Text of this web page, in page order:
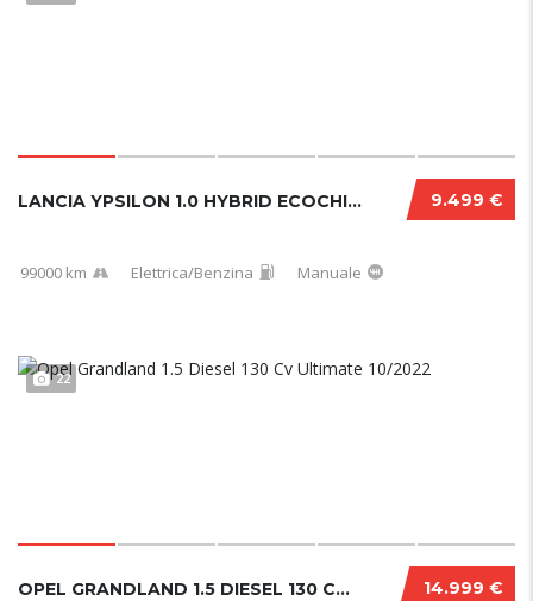
9.499 €
LANCIA YPSILON 1.0 HYBRID ECOCHIC GOLD 2021...
99000 km Elettrica/Benzina Manuale
22
14.999 €
OPEL GRANDLAND 1.5 DIESEL 130 CV ULTIMATE 10...